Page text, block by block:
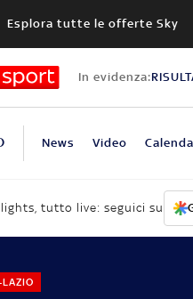
Esplora tutte le offerte Sky
In evidenza:
News Video
tutto live: seguici su
LAZIO